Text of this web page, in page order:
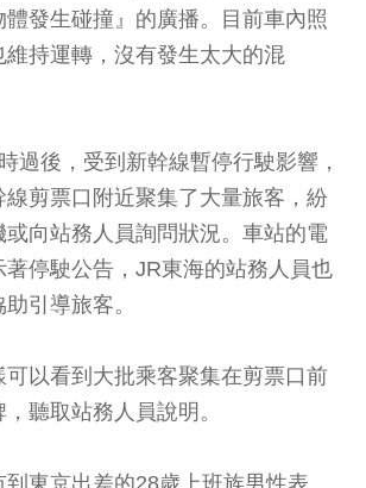
發生碰撞』的廣播。目前車內照
維持運轉，沒有發生太大的混
過後，受到新幹線暫停行駛影響，
剪票口附近聚集了大量旅客，紛
向站務人員詢問狀況。車站的電
停駛公告，JR東海的站務人員也
引導旅客。
以看到大批乘客聚集在剪票口前
聽取站務人員說明。
到東京出差的28歲上班族男性表